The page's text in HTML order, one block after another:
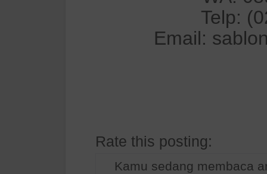
Telp:
Email:
Rate this posting:
Kamu sedang membaca